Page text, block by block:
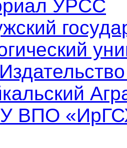
УРСС
ВПО